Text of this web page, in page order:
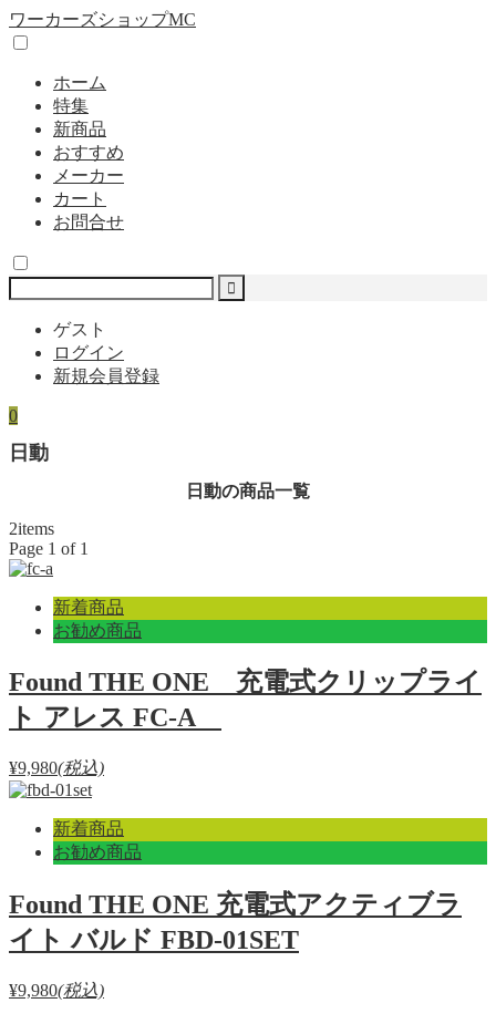
ワーカーズショップMC
ホーム
特集
新商品
おすすめ
メーカー
カート
お問合せ
ゲスト
ログイン
新規会員登録
0
日動
日動の商品一覧
2items
Page 1 of 1
新着商品
お勧め商品
Found THE ONE 充電式クリップライ
ト アレス FC-A
¥9,980(税込)
新着商品
お勧め商品
Found THE ONE 充電式アクティブラ
イト バルド FBD-01SET
¥9,980(税込)